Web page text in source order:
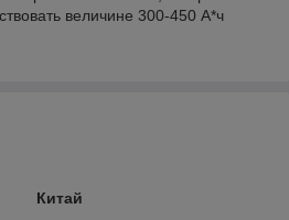
величине 300-450 А*ч
Китай